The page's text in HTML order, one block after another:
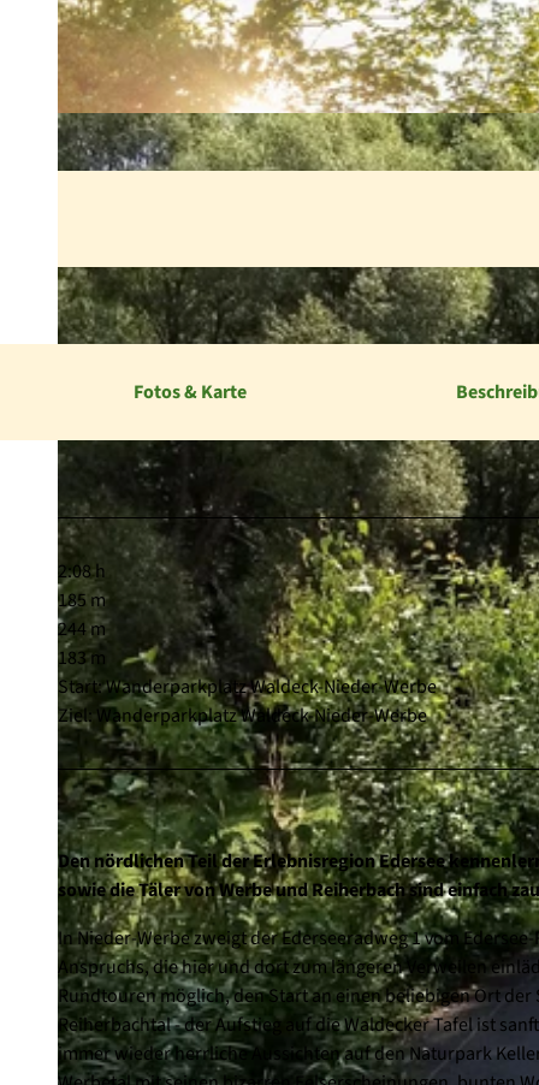
Fotos & Karte
2:08 h
185 m
244 m
183 m
Start: Wanderparkplatz Waldeck-Nieder-Werbe
Ziel: Wanderparkplatz Waldeck-Nieder-Werbe
Den nördlichen Teil der Erlebnisregion Edersee
sowie die Täler von Werbe und Reiherbach sind einfach
In Nieder-Werbe zweigt der Ederseeradweg 1 vom
Anspruchs, die hier und dort zum längeren Verweilen
Rundtouren möglich, den Start an einen beliebigen Ort
Reiherbachtal - der Aufstieg auf die Waldecker Tafel ist
immer wieder herrliche Aussichten auf den Naturpark